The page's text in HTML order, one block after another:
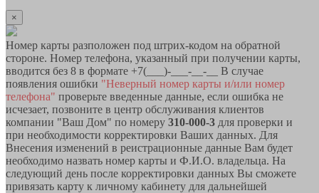
×
Номер карты разположен под штрих-кодом на обратной
стороне. Номер телефона, указанный при получении карты,
вводится без 8 в формате +7(___)-___-__-__ В случае
появления ошибки "Неверный номер карты и/или номер
телефона" проверьте введенные данные, если ошибка не
исчезает, позвоните в центр обслуживания клиентов
компании "Ваш Дом" по номеру 310-000-3 для проверки и
при необходимости корректировки Ваших данных. Для
Внесения изменений в реистрационные данные Вам будет
необходимо назвать номер карты и Ф.И.О. владельца. На
следующий день после корректировки данных Вы сможете
привязать карту к личному кабинету для дальнейшей